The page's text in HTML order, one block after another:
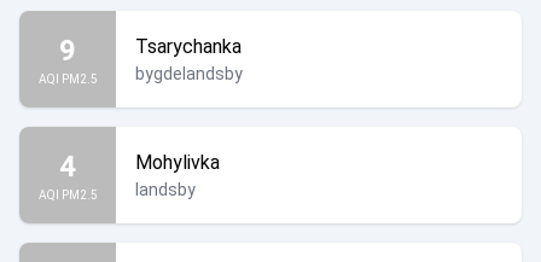
9
AQI PM2.5
Tsarychanka
bygdelandsby
4
AQI PM2.5
Mohylivka
landsby